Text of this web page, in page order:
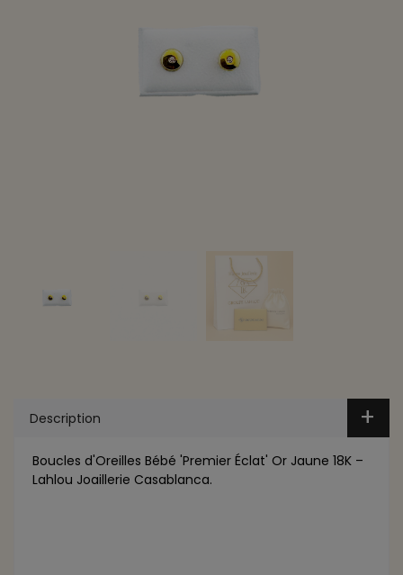
Description
Boucles d'Oreilles Bébé 'Premier Éclat' Or Jaune 18K –
Lahlou Joaillerie Casablanca.